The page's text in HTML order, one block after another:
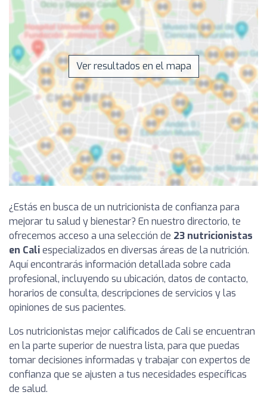
Ver resultados en el mapa
¿Estás en busca de un nutricionista de confianza para
mejorar tu salud y bienestar? En nuestro directorio, te
ofrecemos acceso a una selección de 23 nutricionistas
en Caliespecializados en diversas áreas de la nutrición.
Aquí encontrarás información detallada sobre cada
profesional, incluyendo su ubicación, datos de contacto,
horarios de consulta, descripciones de servicios y las
opiniones de sus pacientes.
Los nutricionistas mejor calificados de Cali se encuentran
en la parte superior de nuestra lista, para que puedas
tomar decisiones informadas y trabajar con expertos de
confianza que se ajusten a tus necesidades específicas
de salud.